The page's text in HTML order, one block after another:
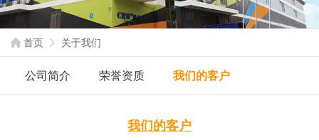
首页 关于我们
公司简介 荣誉资质 我们的客户
我们的客户